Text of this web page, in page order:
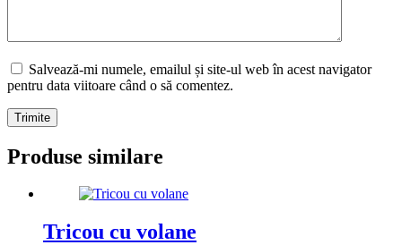
Salvează-mi numele, emailul și site-ul web în acest navigator
pentru data viitoare când o să comentez.
Trimite
Produse similare
Tricou cu volane